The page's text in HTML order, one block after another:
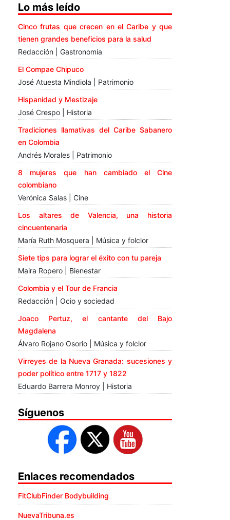
Lo más leído
Cinco frutas que crecen en el Caribe y que
tienen grandes beneficios para la salud
Redacción | Gastronomía
El Compae Chipuco
José Atuesta Mindiola | Patrimonio
Hispanidad y Mestizaje
José Crespo | Historia
Tradiciones llamativas del Caribe Sabanero
en Colombia
Andrés Morales | Patrimonio
8 mujeres que han cambiado el Cine
colombiano
Verónica Salas | Cine
Los altares de Valencia, una historia
cincuentenaria
María Ruth Mosquera | Música y folclor
Siete tips para lograr el éxito con tu pareja
Maira Ropero | Bienestar
Colombia y el Tour de Francia
Redacción | Ocio y sociedad
Joaco Pertuz, el cantante del Bajo
Magdalena
Álvaro Rojano Osorio | Música y folclor
Virreyes de la Nueva Granada: sucesiones y
poder político entre 1717 y 1822
Eduardo Barrera Monroy | Historia
Síguenos
Enlaces recomendados
FitClubFinder Bodybuilding
NuevaTribuna.es